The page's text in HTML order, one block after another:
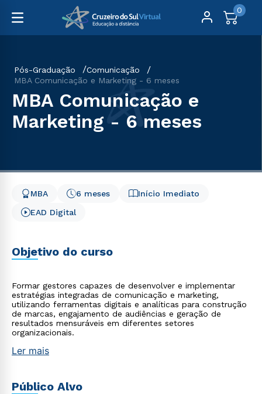
0
Pós-Graduação
Comunicação
MBA Comunicação e Marketing - 6 meses
MBA Comunicação e
Marketing - 6 meses
Início Imediato
6 meses
MBA
EAD Digital
Objetivo do curso
Formar gestores capazes de desenvolver e implementar
estratégias integradas de comunicação e marketing,
utilizando ferramentas digitais e analíticas para construção
de marcas, engajamento de audiências e geração de
resultados mensuráveis em diferentes setores
organizacionais.
Ler mais
Público Alvo